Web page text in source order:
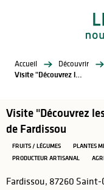
Accueil Découvrir
Visite "Découvrez les plantes médicinales" à La Ferme de Fardissou
Visite "Découvrez
de Fardissou
FRUITS / LÉGUMES PLANTES
PRODUCTEUR ARTISANAL
Fardissou, 87260